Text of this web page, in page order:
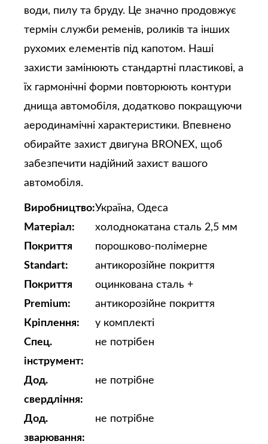
води, пилу та бруду. Це значно продовжує
термін служби ременів, роликів та інших
рухомих елементів під капотом. Наші
захисти замінюють стандартні пластикові, а
їх гармонічні форми повторюють контури
днища автомобіля, додатково покращуючи
аеродинамічні характеристики. Впевнено
обирайте захист двигуна BRONEX, щоб
забезпечити надійний захист вашого
автомобіля.
Виробництво:Україна, Одеса
Матеріал:
холоднокатана сталь 2,5 мм
Покриття
Standart:
порошково-полімерне
антикорозійне покриття
Покриття
Premium:
оцинкована сталь +
антикорозійне покриття
Кріплення:
у комплекті
Спец.
інструмент:
не потрібен
Дод.
свердління:
не потрібне
Дод.
зварювання:
не потрібне